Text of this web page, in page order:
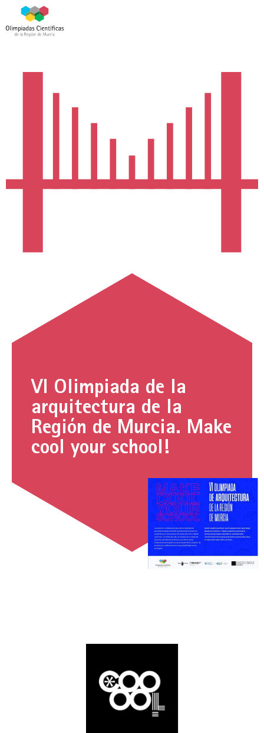
VI Olimpiada de la
arquitectura de la
Región de Murcia. Make
cool your school!